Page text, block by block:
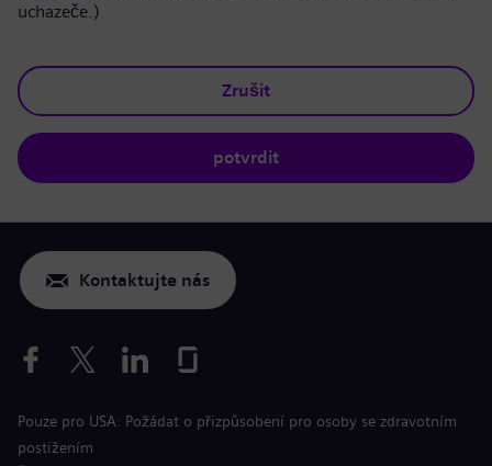
uchazeče.)
Zrušit
potvrdit
Kontaktujte nás
Pouze pro USA: Požádat o přizpůsobení pro osoby se zdravotním
postižením